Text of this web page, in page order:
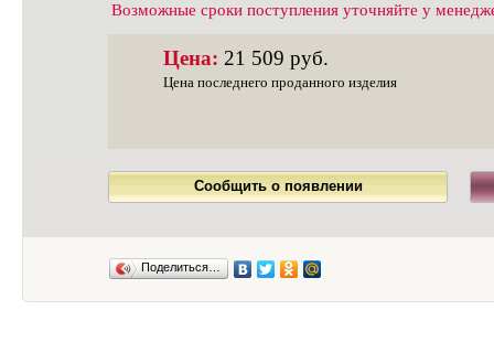
Возможные сроки поступления уточняйте у
Цена: 21 509 руб.
Цена последнего проданного изделия
Сообщить о появлении
Поделиться…